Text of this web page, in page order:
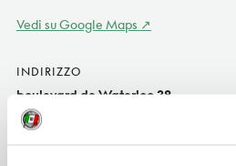
Vedi su Google Maps
INDIRIZZO
boulevard de Waterloo 38
Bruxelles/Brussel